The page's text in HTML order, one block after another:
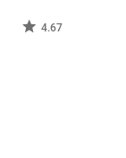
4.67